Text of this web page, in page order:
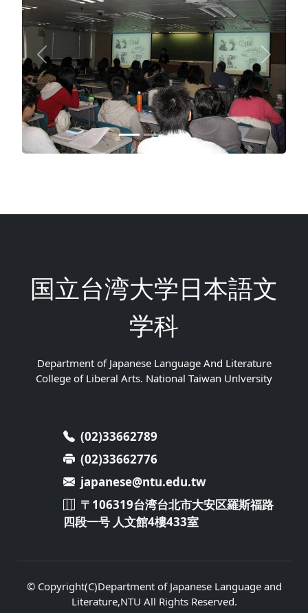
Previous Next
国立台湾大学日本語文
学科
Department of Japanese Language And Literature
College of Liberal Arts. National Taiwan Unlversity
(02)33662789
(02)33662776
japanese@ntu.edu.tw
〒106319台湾台北市大安区羅斯福路
四段一号 人文館4樓433室
© Copyright(C)Department of Japanese Language and
Literature,NTU All Rights Reserved.